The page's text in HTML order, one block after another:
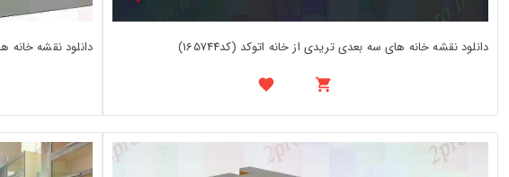
دانلود نقشه خانه های سه بعدی تریدی از خانه اتوکد (کد165744) دانلود نقشه خانه